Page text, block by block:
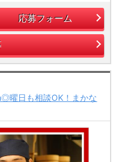
応募フォーム
曜日も相談OK！まかな